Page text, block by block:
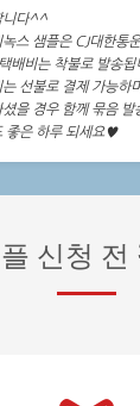
니다^^
녹스 샘플은 CJ대한통
배비는 착불로 발송됩
는 선불로 결제 가능하
셨을 경우 함께 묶음 발
좋은 하루 되세요♥
신청 전